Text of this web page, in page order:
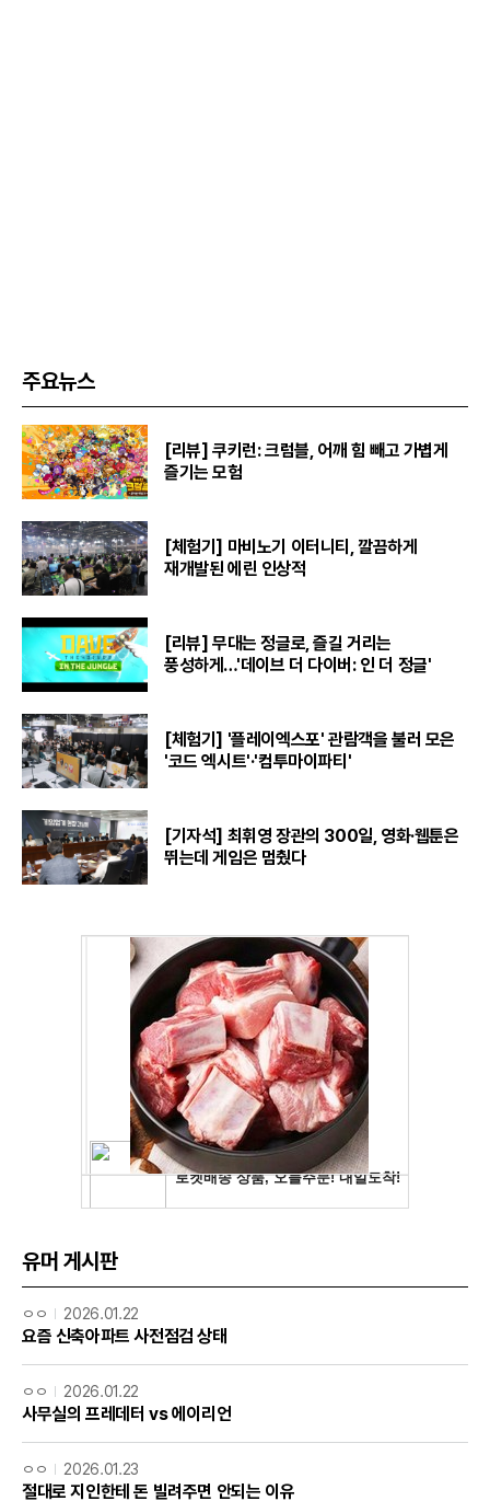
주요뉴스
[리뷰] 쿠키런: 크럼블, 어깨 힘 빼고 가볍게
즐기는 모험
[체험기] 마비노기 이터니티, 깔끔하게
재개발된 에린 인상적
[리뷰] 무대는 정글로, 즐길 거리는
풍성하게…'데이브 더 다이버: 인 더 정글'
[체험기] '플레이엑스포' 관람객을 불러 모은
'코드 엑시트'·'컴투마이파티'
[기자석] 최휘영 장관의 300일, 영화·웹툰은
뛰는데 게임은 멈췄다
유머 게시판
ㅇㅇ 2026.01.22
요즘 신축아파트 사전점검 상태
ㅇㅇ 2026.01.22
사무실의 프레데터 vs 에이리언
ㅇㅇ 2026.01.23
절대로 지인한테 돈 빌려주면 안되는 이유